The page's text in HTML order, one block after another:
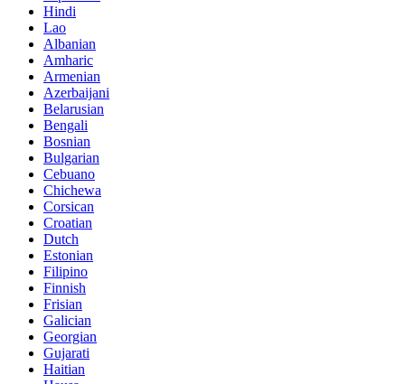
Hindi
Lao
Albanian
Amharic
Armenian
Azerbaijani
Belarusian
Bengali
Bosnian
Bulgarian
Cebuano
Chichewa
Corsican
Croatian
Dutch
Estonian
Filipino
Finnish
Frisian
Galician
Georgian
Gujarati
Haitian